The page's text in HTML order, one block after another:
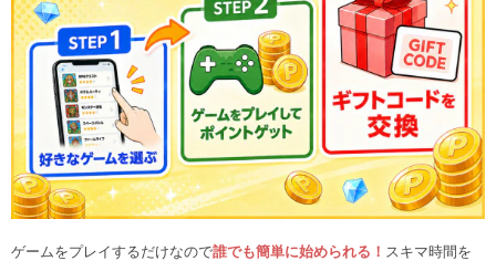
ゲームをプレイするだけなので誰でも簡単に始められる！ スキマ時間を